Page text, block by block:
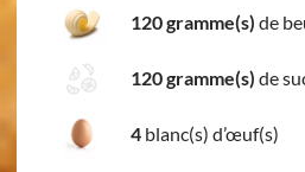
120 gramme(s) de
120 gramme(s) de
4 blanc(s) d’œuf(s)